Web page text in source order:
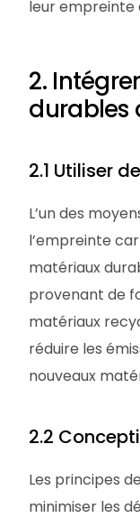
leur empreinte
2.
durables
2.1 Utiliser
L’un des
l’empreinte
matériaux
provenant de
matériaux
réduire les
nouveaux
2.2
Les principes
minimiser les